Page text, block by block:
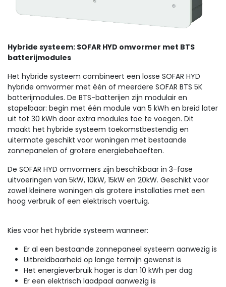
Hybride systeem: SOFAR HYD omvormer met BTS
batterijmodules
Het hybride systeem combineert een losse SOFAR HYD
hybride omvormer met één of meerdere SOFAR BTS 5K
batterijmodules. De BTS-batterijen zijn modulair en
stapelbaar: begin met één module van 5 kWh en breid later
uit tot 30 kWh door extra modules toe te voegen. Dit
maakt het hybride systeem toekomstbestendig en
uitermate geschikt voor woningen met bestaande
zonnepanelen of grotere energiebehoeften.
De SOFAR HYD omvormers zijn beschikbaar in 3-fase
uitvoeringen van 5kW, 10kW, 15kW en 20kW. Geschikt voor
zowel kleinere woningen als grotere installaties met een
hoog verbruik of een elektrisch voertuig.
Kies voor het hybride systeem wanneer:
Er al een bestaande zonnepaneel systeem aanwezig is
Uitbreidbaarheid op lange termijn gewenst is
Het energieverbruik hoger is dan 10 kWh per dag
Er een elektrisch laadpaal aanwezig is